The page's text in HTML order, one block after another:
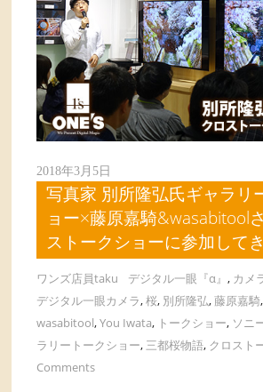
2018年3月5日
写真家 別所隆弘氏ギャラリ
ョー×藤原嘉騎&wasabitool
ストークショーに参加して
ワンズ店員taku デジタル一眼『α』, カメ
デジタル一眼カメラ,桜, 別所隆弘,藤原嘉騎,
wasabitool,You Iwata, トークショー, ソニ
ラリートークショー, 三都桜物語, クロスト
Comments